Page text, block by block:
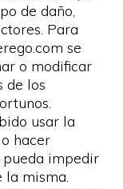
de daño,
Para
se
o modificar
de los
usar la
hacer
impedir
la misma.